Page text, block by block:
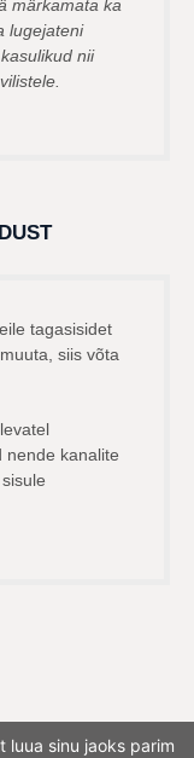
märkamata ka
lugejateni
nii
tagasisidet
siis võta
nende kanalite
luua sinu jaoks parim